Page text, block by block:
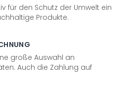
für den Schutz der Umwelt ein
Produkte.
große Auswahl an
Auch die Zahlung auf